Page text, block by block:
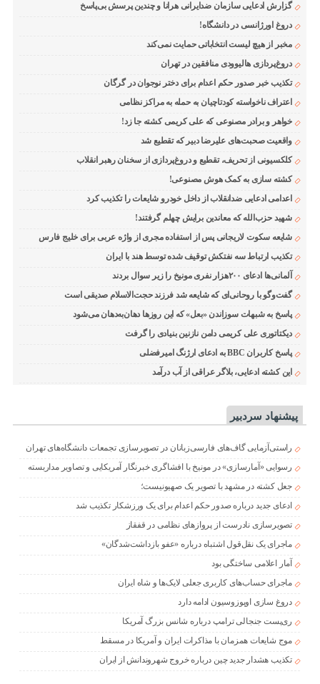
گزارش ادعایی سازمان ضدایرانی هرانا و چندین پرسش بی‌پاسخ
دروغ اورژانسی در دانشگاه!
مخبر از هیچ لیست انتخاباتی حمایت نمی‌کند
دروغ‌پردازی هالیوودی منافقین در تهران
تکذیب خبر صدور حکم اعدام برای دختر نوجوان در گرگان
اعتراف ناخواسته کودتاچیان به حمله به مراکز نظامی
خواهر و برادر مصنوعی که علی کریمی کشته جا زد!
واقعیت صحبت‌های علیرضا دبیر که تقطیع شد
کلکسیونی از تحریف، تقطیع و دروغ‌پردازی از سخنان رهبر انقلاب
کشته سازی به کمک هوش مصنوعی!
اعدامی ادعایی ضدانقلاب از داخل خودرو شایعات را تکذیب کرد
شهید حزب‌الله که معاندین برایش چهلم گرفتند!
شایعه سکوت لاریجانی پس از استفاده مجری از واژه عربی برای خلیج فارس
تکذیب ارتباط سه نفتکش توقیف شده توسط هند با ایران
آلمانی‌ها ادعای ۲۰۰هزار نفری مونیخ را زیر سوال بردند
گفت‌وگو با روحانی‌ای که شایعه شد فرزند حجت‌الاسلام صدیقی است
پاسخ به شبهات سوزاندن «بعل» که این روزها دهان‌به‌دهان می‌شود
دیکتاتوری علی کریمی دامن نازنین بنیادی را گرفت
پاسخ کاربران BBC به ادعای ارژنگ امیرفضلی
این کشته ادعایی، بلاگر عراقی از آب درآمد
پیشنهاد سردبیر
راستی‌آزمایی گاف‌های فارسی‌زبانان در تصویرسازی تجمعات دانشگاه‌های تهران
رسوایی «آمارسازی» در مونیخ با افشاگری خبرنگار آمریکایی و تصاویر مداربسته
جعل کشته در مشهد با تصویر یک صهیونیست؛
ادعای جدید درباره صدور حکم اعدام برای یک ورزشکار تکذیب شد
تصویرسازی نادرست از پروازهای نظامی در قفقاز
ماجرای یک نقل‌قول اشتباه درباره «عفو بازداشت‌شدگان»
آمار اعلامی ساختگی بود
ماجرای حساب‌های کاربری جعلی لایک‌ها و شاه ایران
دروغ سازی اوپوزوسیون ادامه دارد
ری‌پست جنجالی ترامپ درباره شانس بزرگ آمریکا
موج شایعات همزمان با مذاکرات ایران و آمریکا در مسقط
تکذیب هشدار جدید چین درباره خروج شهروندانش از ایران